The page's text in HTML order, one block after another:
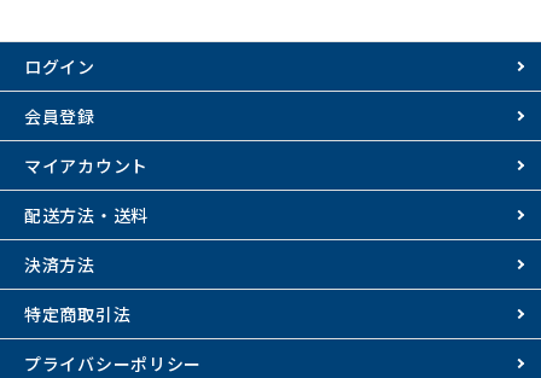
ログイン
会員登録
マイアカウント
配送方法・送料
決済方法
特定商取引法
プライバシーポリシー